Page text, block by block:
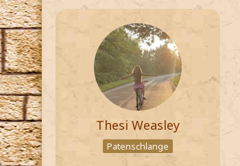
Thesi Weasley
Patenschlange